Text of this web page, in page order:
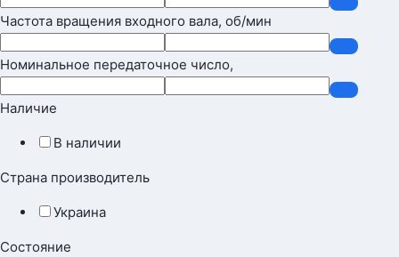
Частота вращения входного вала, об/мин
Номинальное передаточное число,
Наличие
В наличии
Страна производитель
Украина
Состояние